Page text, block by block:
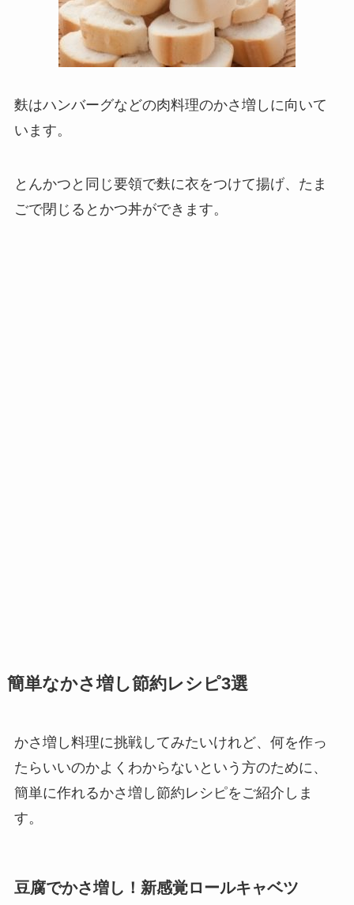
麩はハンバーグなどの肉料理のかさ増しに向いて
います。
とんかつと同じ要領で麩に衣をつけて揚げ、たま
ごで閉じるとかつ丼ができます。
簡単なかさ増し節約レシピ3選
かさ増し料理に挑戦してみたいけれど、何を作っ
たらいいのかよくわからないという方のために、
簡単に作れるかさ増し節約レシピをご紹介しま
す。
豆腐でかさ増し！新感覚ロールキャベツ